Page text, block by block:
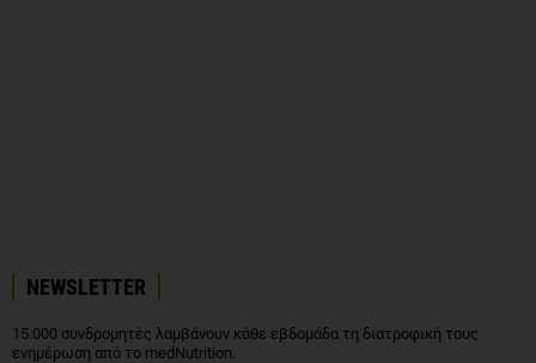
NEWSLETTER
15.000 συνδρομητές λαμβάνουν κάθε εβδομάδα τη διατροφική τους
ενημέρωση από το medNutrition.